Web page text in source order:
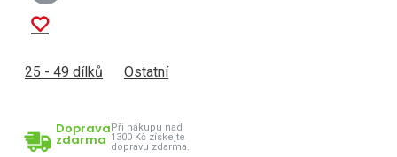
25 - 49 dílků Ostatní
Doprava
zdarma
Při nákupu nad
1300 Kč získejte
dopravu zdarma.